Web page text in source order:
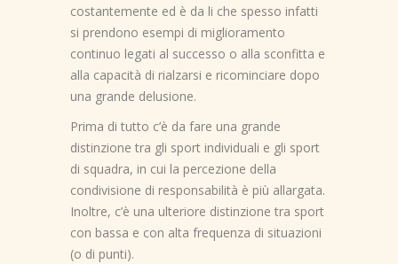
costantemente ed è da li che spesso infatti
si prendono esempi di miglioramento
continuo legati al successo o alla sconfitta e
alla capacità di rialzarsi e ricominciare dopo
una grande delusione.
Prima di tutto c’è da fare una grande
distinzione tra gli sport individuali e gli sport
di squadra, in cui la percezione della
condivisione di responsabilità è più allargata.
Inoltre, c’è una ulteriore distinzione tra sport
con bassa e con alta frequenza di situazioni
(o di punti).